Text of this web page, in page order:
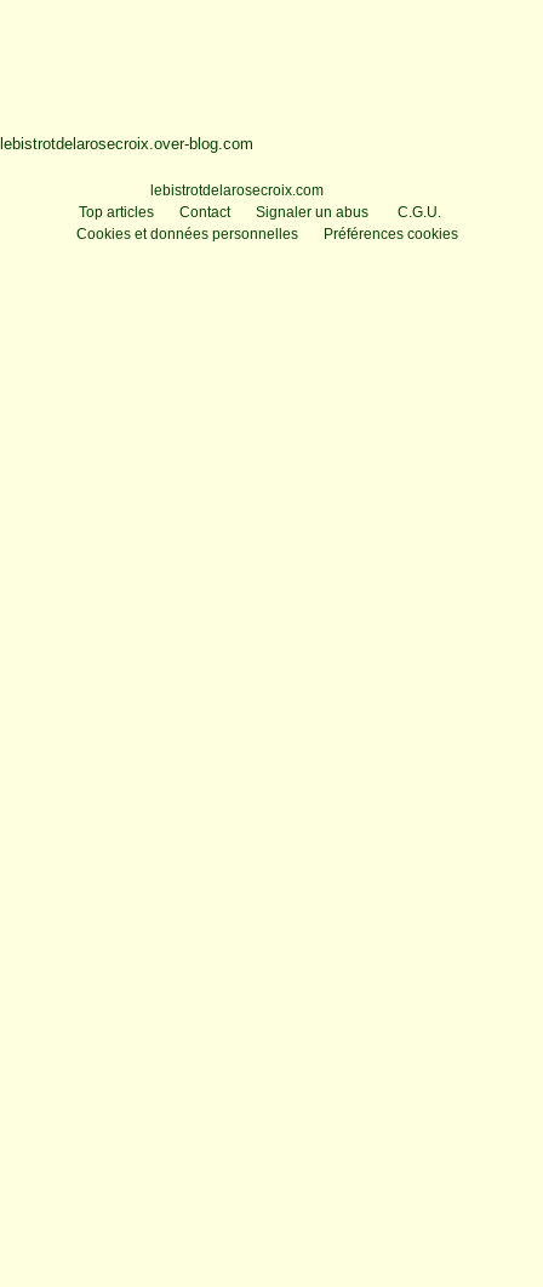
lebistrotdelarosecroix.over-blog.com
lebistrotdelarosecroix.com
Top articles
Contact Signaler un abus
C.G.U.
Cookies et données personnelles
Préférences cookies